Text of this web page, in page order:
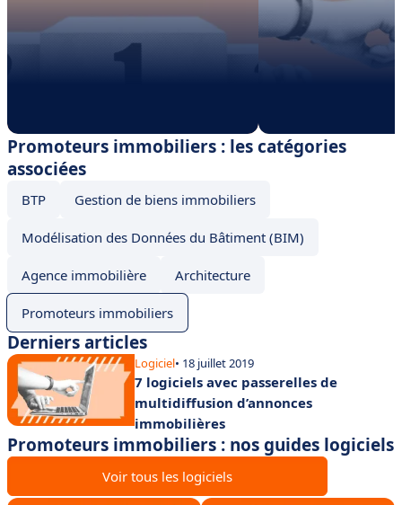
Promoteurs immobiliers : les catégories
associées
BTP Gestion de biens immobiliers
Modélisation des Données du Bâtiment (BIM)
Agence immobilière Architecture
Promoteurs immobiliers
Derniers articles
Logiciel• 18 juillet 2019
7 logiciels avec passerelles de
multidiffusion d’annonces
immobilières
Promoteurs immobiliers : nos guides logiciels
Voir tous les logiciels